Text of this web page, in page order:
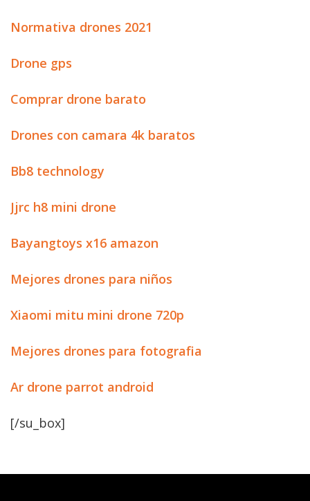
Normativa drones 2021
Drone gps
Comprar drone barato
Drones con camara 4k baratos
Bb8 technology
Jjrc h8 mini drone
Bayangtoys x16 amazon
Mejores drones para niños
Xiaomi mitu mini drone 720p
Mejores drones para fotografia
Ar drone parrot android
[/su_box]